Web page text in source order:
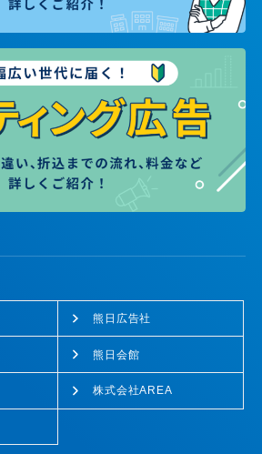
熊日広告社
熊日会館
株式会社AREA